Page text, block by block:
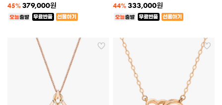
45% 379,000원 44% 333,000원